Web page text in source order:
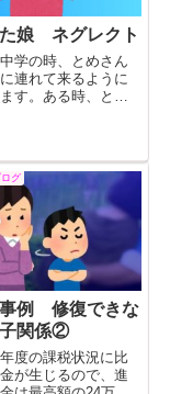
娘 ネグレクト
学の時、とめさん
連れて来るように
す。ある時、とめ
さんは、母親が私
だと悟ったと言い
グ
例 修復できな
関係②
度の課税状況に比
が生じるので、進